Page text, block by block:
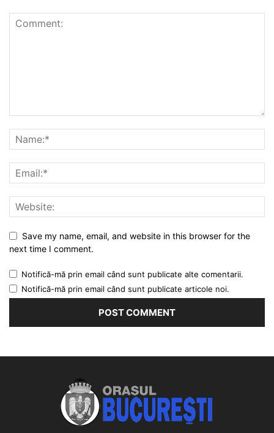
Save my name, email, and website in this browser for the
next time I comment.
Notifică-mă prin email când sunt publicate alte comentarii.
Notifică-mă prin email când sunt publicate articole noi.